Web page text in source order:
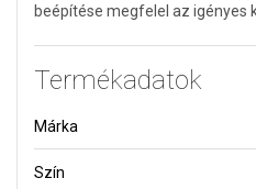
beépítése megfelel az igényes
Termékadatok
Márka
Szín